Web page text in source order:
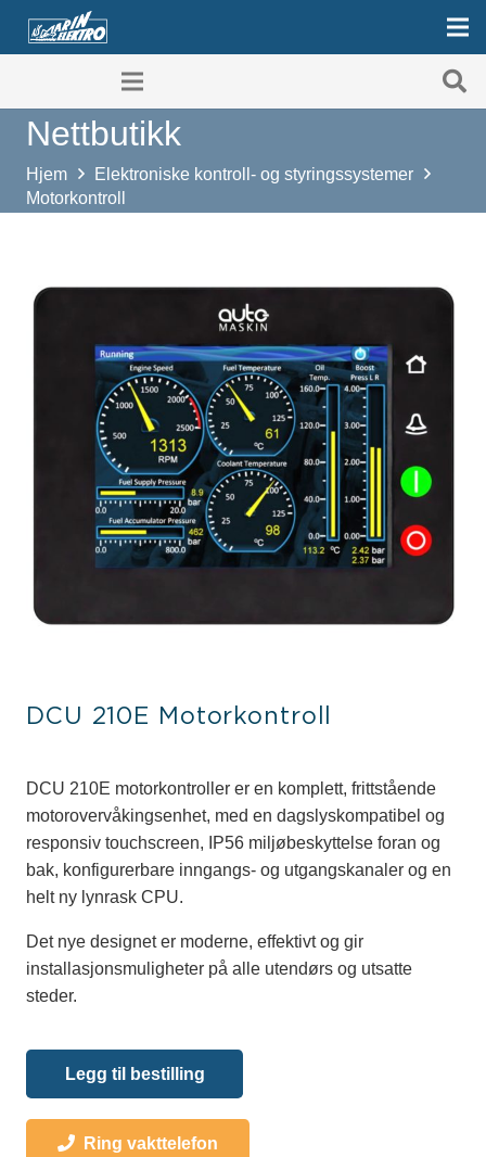
Nettbutikk
Hjem
Elektroniske kontroll- og styringssystemer
Motorkontroll
DCU 210E Motorkontroll
DCU 210E motorkontroller er en komplett, frittstående
motorovervåkingsenhet, med en dagslyskompatibel og
responsiv touchscreen, IP56 miljøbeskyttelse foran og
bak, konfigurerbare inngangs- og utgangskanaler og en
helt ny lynrask CPU.
Det nye designet er moderne, effektivt og gir
installasjonsmuligheter på alle utendørs og utsatte
steder.
Legg til bestilling
Ring vakttelefon